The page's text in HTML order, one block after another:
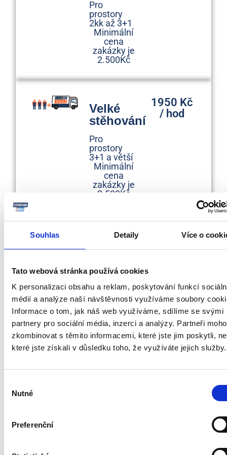
Souhlas Detaily Více o
Tato webová stránka používá cookies
K personalizaci obsahu a reklam, poskytování funkcí
médií a analýze naší návštěvnosti využíváme soubory
Informace o tom, jak náš web využíváme, sdílíme se svými
partnery pro sociální média, inzerci a analýzy. Partneři
zkombinovat s těmito informacemi, které jste jim poskytli,
které jste získali v důsledku toho, že využíváte jejich služby.
souhlasu
Nutné
Preferenční
Pro
prostory
2kk až 3+1
Minimální
cena
zakázky je
2.500Kč
Velké
stěhování
Pro
prostory
3+1 a větší
Minimální
cena
zakázky je
2.500Kč
1950 Kč
/ hod
Vozidlo 2 pracovnící 3 pracovníci 4 pracovníci
Minimální cena zakázky je 2500 Kč | Hodinová sazba
19m³ 1.100 Kč / hod 1.450 Kč / hod
26m³
1.200 Kč / hod 1.550 Kč / hod
1.900 Kč /
44m³
1.600 Kč / hod 1.950 Kč / hod 2.300 Kč /
Jak se vypočítává finální cena za naše